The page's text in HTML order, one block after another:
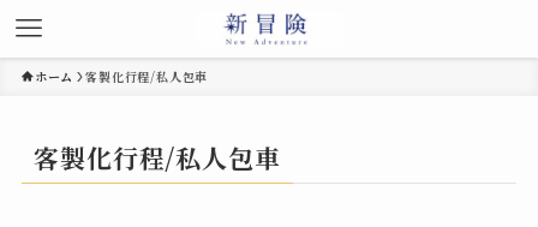
ホーム 客製化行程/私人包車
客製化行程/私人包車